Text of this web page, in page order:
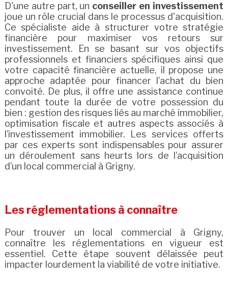
D'une autre part, un conseiller en investissement
joue un rôle crucial dans le processus d'acquisition.
Ce spécialiste aide à structurer votre stratégie
financière pour maximiser vos retours sur
investissement. En se basant sur vos objectifs
professionnels et financiers spécifiques ainsi que
votre capacité financière actuelle, il propose une
approche adaptée pour financer l’achat du bien
convoité. De plus, il offre une assistance continue
pendant toute la durée de votre possession du
bien : gestion des risques liés au marché immobilier,
optimisation fiscale et autres aspects associés à
l’investissement immobilier. Les services offerts
par ces experts sont indispensables pour assurer
un déroulement sans heurts lors de l’acquisition
d’un local commercial à Grigny.
Les réglementations à connaître
Pour trouver un local commercial à Grigny,
connaître les réglementations en vigueur est
essentiel. Cette étape souvent délaissée peut
impacter lourdement la viabilité de votre initiative.